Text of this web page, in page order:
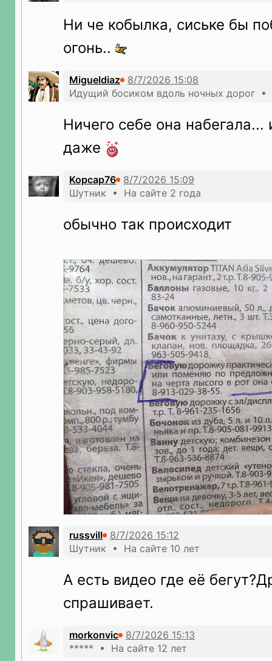
Ни че кобылка, сиське бы
огонь..
Migueldiaz
Идущий босиком вдоль ночных дорог •
Ничего себе она
даже
Kopcap76
Шутник • На сайте 2 года
обычно так происходит
russvill
Шутник • На сайте 10 лет
А есть видео где её
спрашивает.
morkonvic
***** • На сайте 12 лет